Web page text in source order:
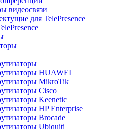
видеосвязи
для TelePresence
HUAWEI
MikroTik
Cisco
Keenetic
HP Enterprise
Brocade
Ubiquiti